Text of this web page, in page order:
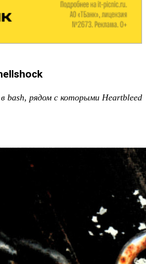
bash, рядом с которыми Heartbleed